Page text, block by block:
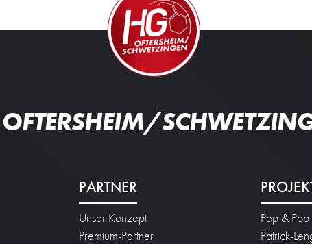
PARTNER
Unser Konzept
Premium-Partner
Pep &
Patrick-